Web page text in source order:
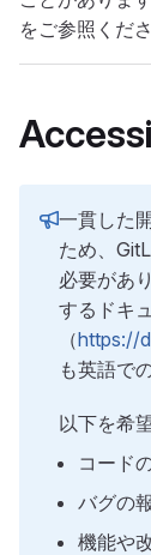
をご参照くださ
一貫した
ため、
必要があ
するドキ
（https://
も英語で
以下を希
コード
バグの
機能や